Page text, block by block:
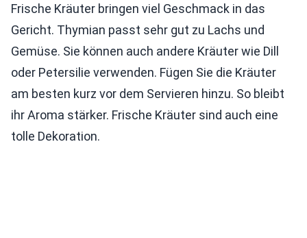
Frische Kräuter bringen viel Geschmack in das
Gericht. Thymian passt sehr gut zu Lachs und
Gemüse. Sie können auch andere Kräuter wie Dill
oder Petersilie verwenden. Fügen Sie die Kräuter
am besten kurz vor dem Servieren hinzu. So bleibt
ihr Aroma stärker. Frische Kräuter sind auch eine
tolle Dekoration.